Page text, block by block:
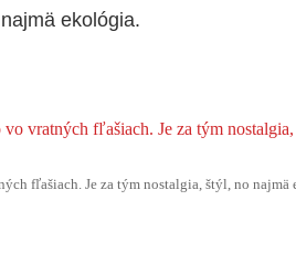
ekológia.
fľašiach. Je za tým nostalgia, štýl, no najmä